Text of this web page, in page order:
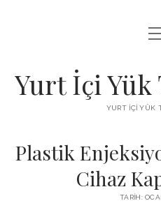
BEDAVA
FACEBOOK SAYFA
aç
Yurt İçi Yük
YURT İÇI YÜK
Plastik
Cihaz
TARIH: